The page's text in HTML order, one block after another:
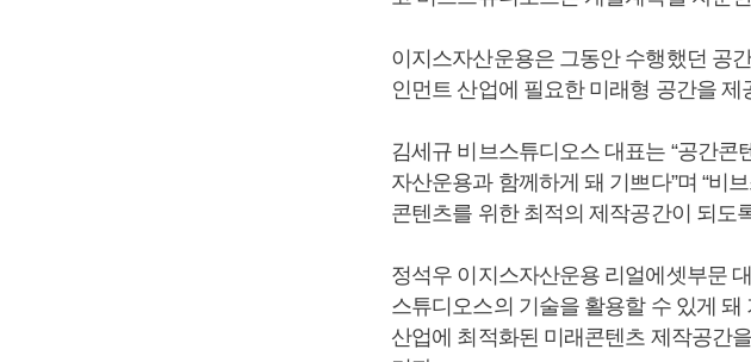
이지스자산운용은 그동안 수행했던 공
인먼트 산업에 필요한 미래형 공간을
김세규 비브스튜디오스 대표는 “공간
자산운용과 함께하게 돼 기쁘다”며 “비
콘텐츠를 위한 최적의 제작공간이 되도
정석우 이지스자산운용 리얼에셋부문
스튜디오스의 기술을 활용할 수 있게 돼
산업에 최적화된 미래콘텐츠 제작공간